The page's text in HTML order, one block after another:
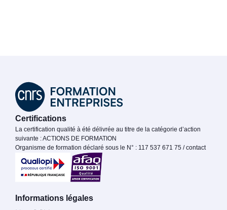
Certifications
La certification qualité à été délivrée au titre de la catégorie d’action
suivante : ACTIONS DE FORMATION
Organisme de formation déclaré sous le N° : 117 537 671 75 / contact
Informations légales